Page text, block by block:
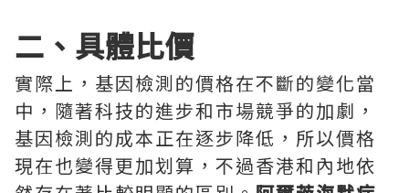
二、具體比價
實際上，基因檢測的價格在不斷的變化當
中，隨著科技的進步和市場競爭的加劇，
基因檢測的成本正在逐步降低，所以價格
現在也變得更加划算，不過香港和內地依